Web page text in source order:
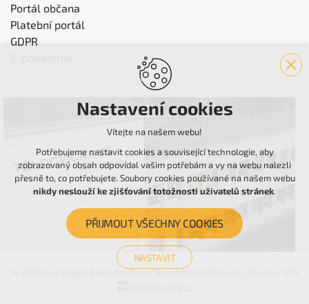
Portál občana
Platební portál
GDPR
© 2026 Copyright Základní škola Náměšť nad Oslavou, Husova 579
Nastavení cookies
Vítejte na našem webu!
Potřebujeme nastavit cookies a související technologie, aby
zobrazovaný obsah odpovídal vašim potřebám a vy na webu nalezli
přesně to, co potřebujete. Soubory cookies používané na našem webu
nikdy neslouží ke zjišťování totožnosti uživatelů stránek.
PŘIJMOUT VŠECHNY COOKIES
NASTAVIT